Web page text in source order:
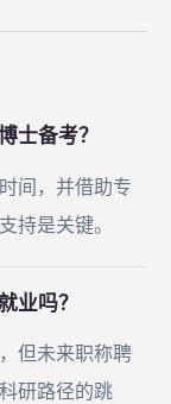
士备考？
间，并借助专
持是关键。
业吗？
但未来职称聘
研路径的跳